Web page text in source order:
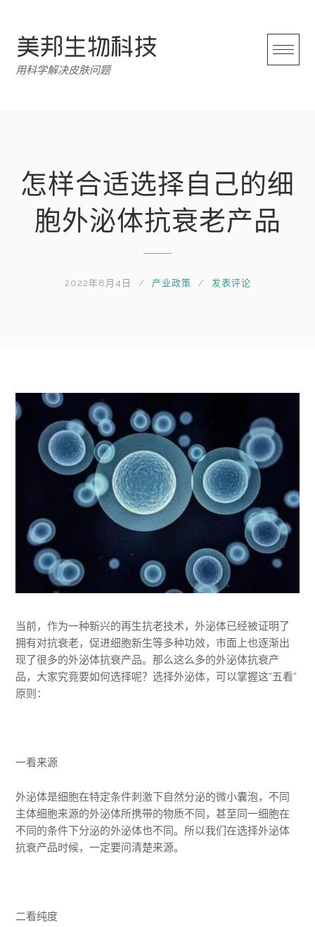
用科学解决皮肤问题
怎样合适选择自己的细
胞外泌体抗衰老产品
2022年8月4日 产业政策 发表评论
当前，作为一种新兴的再生抗老技术，外泌体已经被证明了
拥有对抗衰老，促进细胞新生等多种功效，市面上也逐渐出
现了很多的外泌体抗衰产品。那么这么多的外泌体抗衰产
品，大家究竟要如何选择呢？选择外泌体，可以掌握这“五看”
原则：
一看来源
外泌体是细胞在特定条件刺激下自然分泌的微小囊泡，不同
主体细胞来源的外泌体所携带的物质不同，甚至同一细胞在
不同的条件下分泌的外泌体也不同。所以我们在选择外泌体
抗衰产品时候，一定要问清楚来源。
二看纯度